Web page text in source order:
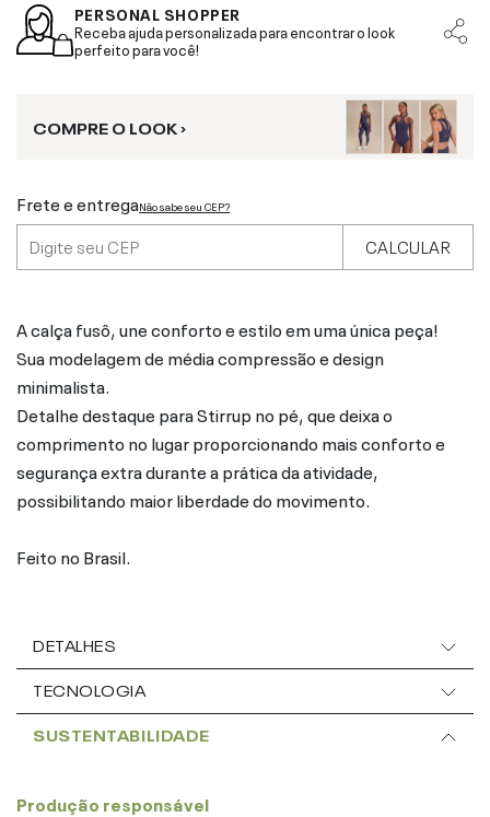
PERSONAL SHOPPER
Receba ajuda personalizada para encontrar o look
perfeito para você!
COMPRE O LOOK ›
Frete e entregaNão sabe seu CEP?
CALCULAR
A calça fusô, une conforto e estilo em uma única peça!
Sua modelagem de média compressão e design
minimalista.
Detalhe destaque para Stirrup no pé, que deixa o
comprimento no lugar proporcionando mais conforto e
segurança extra durante a prática da atividade,
possibilitando maior liberdade do movimento.
Feito no Brasil.
DETALHES
TECNOLOGIA
SUSTENTABILIDADE
Produção responsável